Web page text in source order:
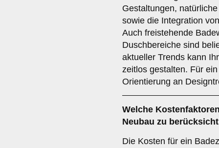
Gestaltungen,
sowie die Integration
Auch freistehende
Duschbereiche sind
aktueller Trends kann
zeitlos gestalten. Für
Orientierung an
Welche
Neubau zu
Die Kosten für ein